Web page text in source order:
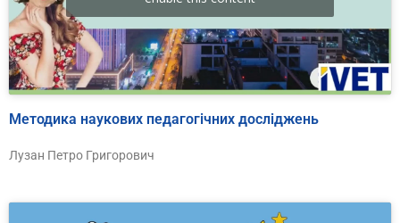
Методика наукових педагогічних досліджень
Лузан Петро Григорович